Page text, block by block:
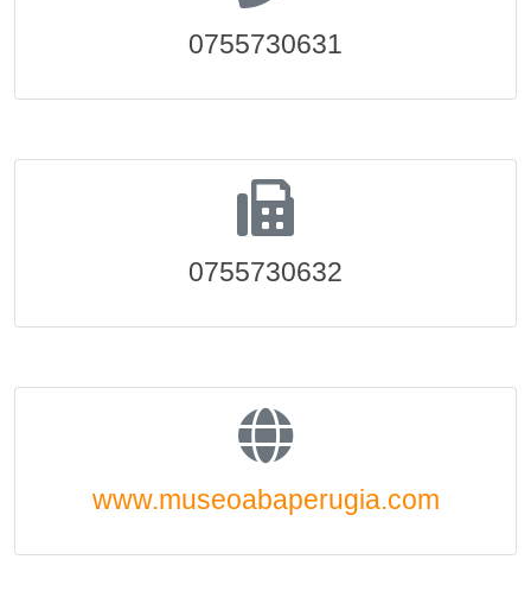
0755730631
0755730632
www.museoabaperugia.com